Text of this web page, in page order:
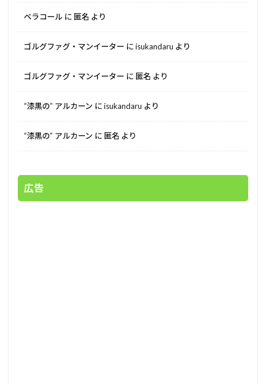
ベラコール に 匿名 より
ゴルグファグ・マンイーター にisukandaru より
ゴルグファグ・マンイーター に 匿名 より
“漆黒の” アルカーン にisukandaru より
“漆黒の” アルカーン に 匿名 より
広告